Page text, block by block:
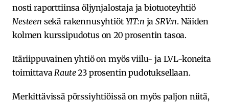
nosti raporttiinsa öljynjalostaja ja biotuoteyhtiö
Nesteen sekä rakennusyhtiöt YIT:n jaSRV:n. Näiden
kolmen kurssipudotus on 20 prosentin tasoa.
Itäriippuvainen yhtiö on myös viilu- ja LVL-koneita
toimittava Raute23 prosentin pudotuksellaan.
Merkittävissä pörssiyhtiöissä on myös paljon niitä,